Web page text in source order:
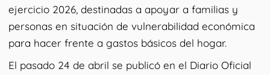
ejercicio 2026, destinadas a apoyar a familias y
personas en situación de vulnerabilidad económica
para hacer frente a gastos básicos del hogar.
El pasado 24 de abril se publicó en el Diario Oficial